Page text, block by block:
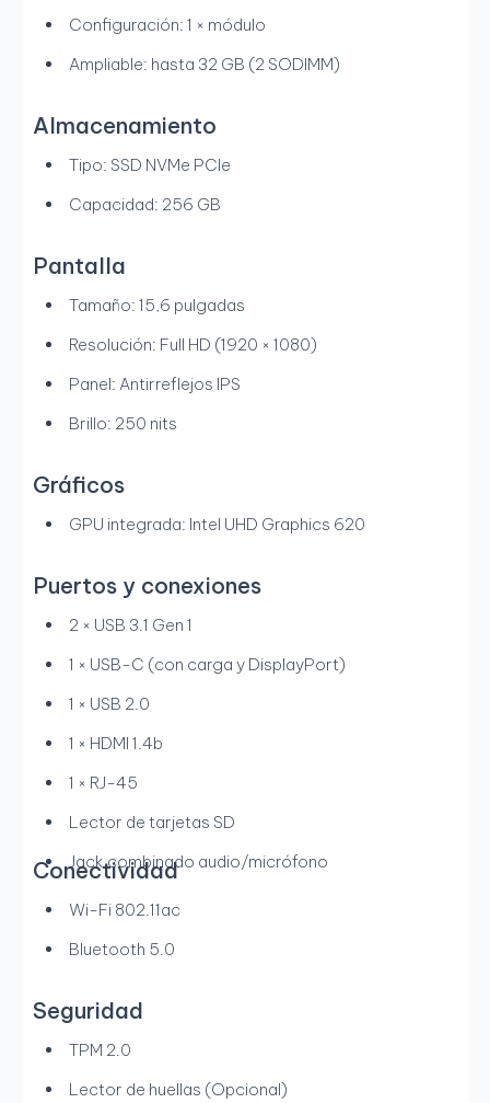
Configuración: 1 × módulo
Ampliable: hasta 32 GB (2 SODIMM)
Almacenamiento
Tipo: SSD NVMe PCIe
Capacidad: 256 GB
Pantalla
Tamaño: 15,6 pulgadas
Resolución: Full HD (1920 × 1080)
Panel: Antirreflejos IPS
Brillo: 250 nits
Gráficos
GPU integrada: Intel UHD Graphics 620
Puertos y conexiones
2 × USB 3.1 Gen 1
1 × USB-C (con carga y DisplayPort)
1 × USB 2.0
1 × HDMI 1.4b
1 × RJ-45
Lector de tarjetas SD
Jack combinado audio/micrófono
Conectividad
Wi-Fi 802.11ac
Bluetooth 5.0
Seguridad
TPM 2.0
Lector de huellas (Opcional)